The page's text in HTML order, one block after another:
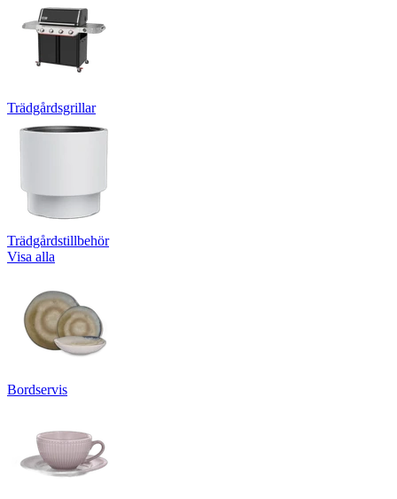
Trädgårdsgrillar
Trädgårdstillbehör
Visa alla
Bordservis